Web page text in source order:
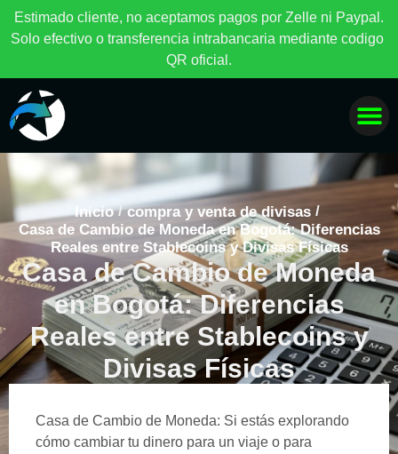
Estimado c iente, no aceptamos pagos por Ze e ni Paypa .
So o efectivo o transferencia intrabancaria mediante codigo
QR oficia .
Inicio / compra y venta de divisas /
Casa de Cambio de Moneda en Bogotá: Diferencias
Reales entre Stablecoins y Divisas Físicas
Casa de Cambio de Moneda
en Bogotá: Diferencias
Reales entre Stablecoins y
Divisas Físicas
Casa de Cambio de Moneda: Si estás explorando
cómo cambiar tu dinero para un viaje o para